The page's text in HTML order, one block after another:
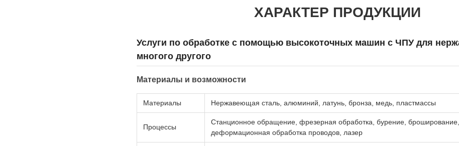
ХАРАКТЕР ПРОДУКЦИИ
Услуги по обработке с помощью высокоточных машин с ЧПУ для
многого другого
Материалы и возможности
Материалы Нержавеющая сталь, алюминий, латунь, бронза, медь, пластмассы
Процессы
Станционное обращение, фрезерная обработка, бурение,
деформационная обработка проводов, лазер